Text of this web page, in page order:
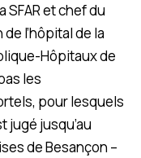
et chef du
l’hôpital de la
Hôpitaux de
les
pour lesquels
jugé jusqu’au
de Besançon –